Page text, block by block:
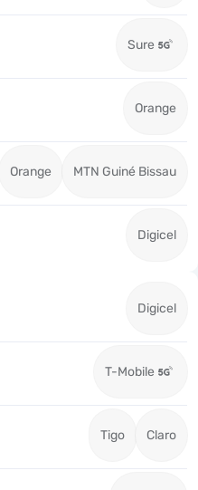
Sure
Orange
Orange MTN Guiné Bissau
Digicel
Digicel
T-Mobile
Tigo Claro